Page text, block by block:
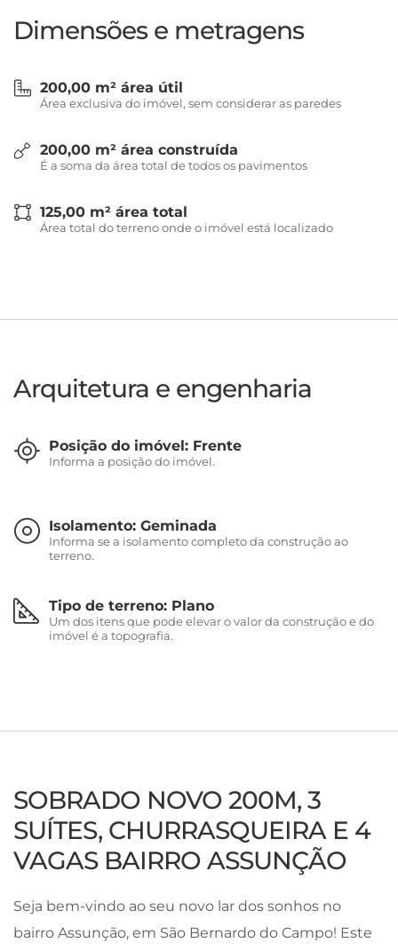
Dimensões e metragens
200,00 m² área útil
Área exclusiva do imóvel, sem considerar as paredes
200,00 m² área construída
É a soma da área total de todos os pavimentos
125,00 m² área total
Área total do terreno onde o imóvel está localizado
Arquitetura e engenharia
Posição do imóvel: Frente
Informa a posição do imóvel.
Isolamento: Geminada
Informa se a isolamento completo da construção ao
terreno.
Tipo de terreno: Plano
Um dos itens que pode elevar o valor da construção e do
imóvel é a topografia.
SOBRADO NOVO 200M, 3
SUÍTES, CHURRASQUEIRA E 4
VAGAS BAIRRO ASSUNÇÃO
Seja bem-vindo ao seu novo lar dos sonhos no
bairro Assunção, em São Bernardo do Campo! Este